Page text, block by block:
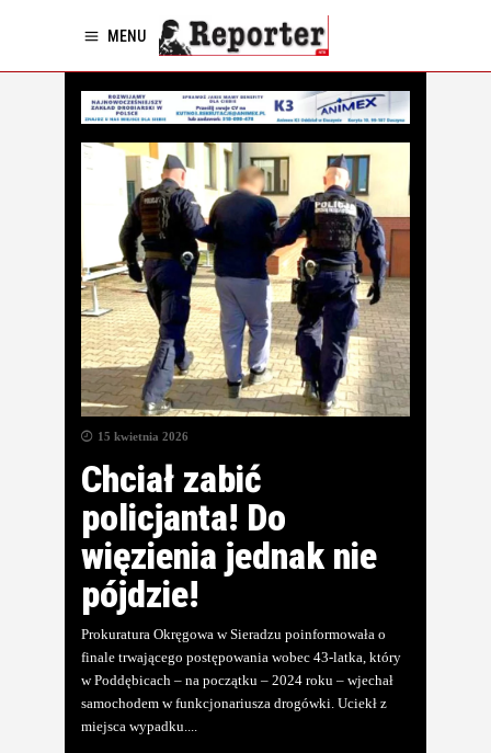
MENU
15 kwietnia 2026
Chciał zabić
policjanta! Do
więzienia jednak nie
pójdzie!
Prokuratura Okręgowa w Sieradzu poinformowała o
finale trwającego postępowania wobec 43-latka, który
w Poddębicach – na początku – 2024 roku – wjechał
samochodem w funkcjonariusza drogówki. Uciekł z
miejsca wypadku.